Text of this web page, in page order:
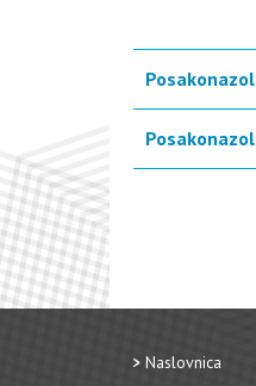
Posakonazol
Posakonazol
Naslovnica